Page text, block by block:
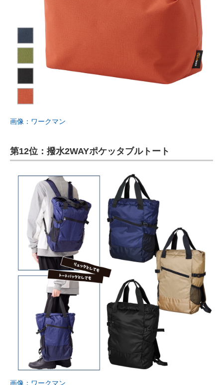
画像：ワークマン
第12位：撥水2WAYポケッタブルトート
画像：ワークマン